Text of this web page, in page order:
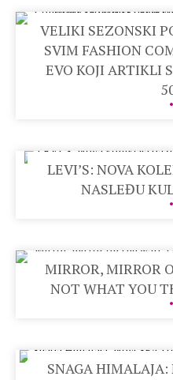
VELIKI SEZONSKI
SVIM FASHION
EVO KOJI ARTIKLI
LEVI’S: NOVA
NASLEĐU
MIRROR, MIRROR
NOT WHAT YOU
SNAGA